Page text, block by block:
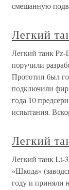
смешанную
Легкий
Легкий танк
поручили
Прототип был
подключили
года 10
испытания.
Легкий
Легкий танк Lt-
«Шкода»
году и приняли